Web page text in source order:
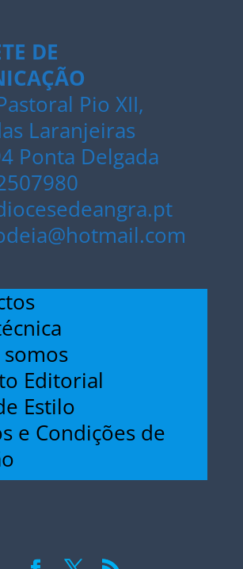
DE
Pio XII,
Laranjeiras
Ponta Delgada
Editorial
Estilo
e Condições de